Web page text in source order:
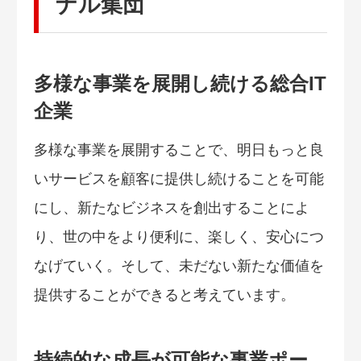
ナル集団
多様な事業を展開し続ける総合IT
企業
多様な事業を展開することで、明日もっと良
いサービスを顧客に提供し続けることを可能
にし、新たなビジネスを創出することによ
り、世の中をより便利に、楽しく、安心につ
なげていく。そして、未だない新たな価値を
提供することができると考えています。